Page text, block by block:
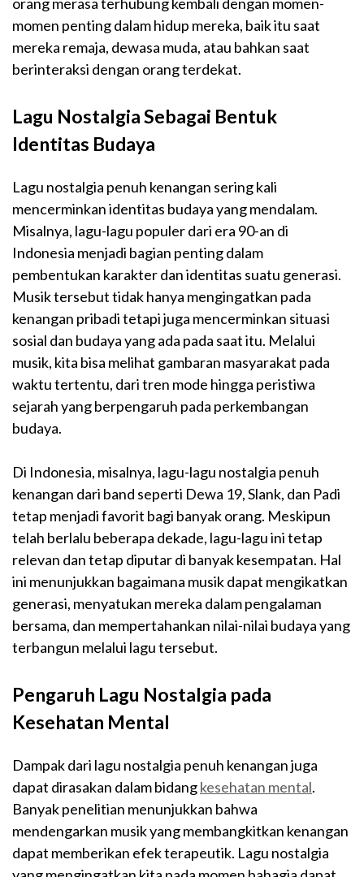
momen penting dalam hidup mereka, baik itu saat
mereka remaja, dewasa muda, atau bahkan saat
berinteraksi dengan orang terdekat.
Lagu Nostalgia Sebagai Bentuk
Identitas Budaya
Lagu nostalgia penuh kenangan sering kali
mencerminkan identitas budaya yang mendalam.
Misalnya, lagu-lagu populer dari era 90-an di
Indonesia menjadi bagian penting dalam
pembentukan karakter dan identitas suatu generasi.
Musik tersebut tidak hanya mengingatkan pada
kenangan pribadi tetapi juga mencerminkan situasi
sosial dan budaya yang ada pada saat itu. Melalui
musik, kita bisa melihat gambaran masyarakat pada
waktu tertentu, dari tren mode hingga peristiwa
sejarah yang berpengaruh pada perkembangan
budaya.
Di Indonesia, misalnya, lagu-lagu nostalgia penuh
kenangan dari band seperti Dewa 19, Slank, dan Padi
tetap menjadi favorit bagi banyak orang. Meskipun
telah berlalu beberapa dekade, lagu-lagu ini tetap
relevan dan tetap diputar di banyak kesempatan. Hal
ini menunjukkan bagaimana musik dapat mengikatkan
generasi, menyatukan mereka dalam pengalaman
bersama, dan mempertahankan nilai-nilai budaya yang
terbangun melalui lagu tersebut.
Pengaruh Lagu Nostalgia pada
Kesehatan Mental
Dampak dari lagu nostalgia penuh kenangan juga
dapat dirasakan dalam bidangkesehatan mental.
Banyak penelitian menunjukkan bahwa
mendengarkan musik yang membangkitkan kenangan
dapat memberikan efek terapeutik. Lagu nostalgia